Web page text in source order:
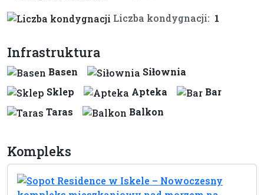
Liczba kondygnacji: 1
Infrastruktura
Basen
Siłownia
Sklep
Apteka
Bar
Taras
Balkon
Kompleks